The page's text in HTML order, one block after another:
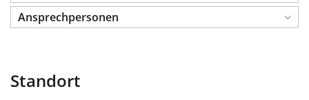
Ansprechpersonen
Standort